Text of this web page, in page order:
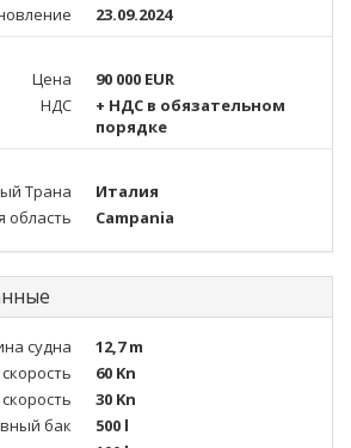
23.09.2024
Цена
90 000 EUR
НДС
+ НДС в обязательном
порядке
Трана
Италия
область
Campania
судна
12,7 m
60 Kn
30 Kn
бак
500 l